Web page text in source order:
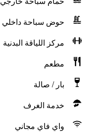
حوض سباحة داخلي
مركز اللياقة البدنية
مطعم
بار / صالة
خدمة الغرف
واي فاي مجاني